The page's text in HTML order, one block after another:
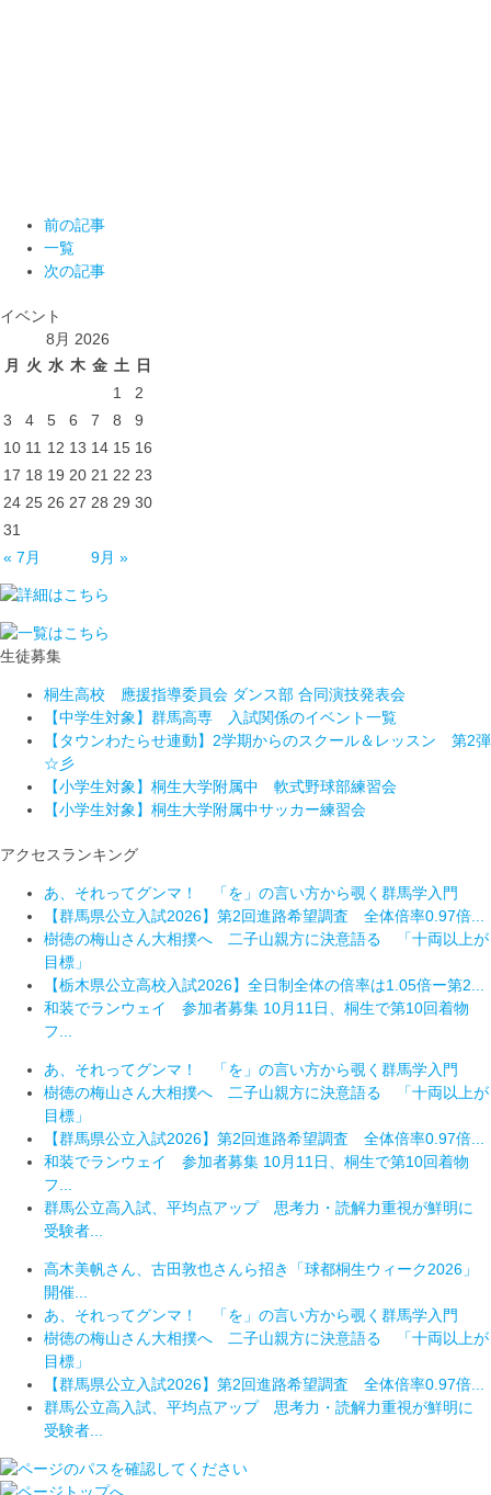
前の記事
一覧
次の記事
イベント
8月 2026
月 火 水 木 金 土 日
1
2
3
4 5 6 7 8
9
10 11 12 13 14 15 16
17 18 19 20 21 22 23
24 25 26 27 28 29 30
31
« 7月
9月 »
生徒募集
桐生高校 應援指導委員会 ダンス部 合同演技発表会
【中学生対象】群馬高専 入試関係のイベント一覧
【タウンわたらせ連動】2学期からのスクール＆レッスン 第2弾
☆彡
【小学生対象】桐生大学附属中 軟式野球部練習会
【小学生対象】桐生大学附属中サッカー練習会
アクセスランキング
あ、それってグンマ！ 「を」の言い方から覗く群馬学入門
【群馬県公立入試2026】第2回進路希望調査 全体倍率0.97倍...
樹徳の梅山さん大相撲へ 二子山親方に決意語る 「十両以上が
目標」
【栃木県公立高校入試2026】全日制全体の倍率は1.05倍ー第2...
和装でランウェイ 参加者募集 10月11日、桐生で第10回着物
フ...
あ、それってグンマ！ 「を」の言い方から覗く群馬学入門
樹徳の梅山さん大相撲へ 二子山親方に決意語る 「十両以上が
目標」
【群馬県公立入試2026】第2回進路希望調査 全体倍率0.97倍...
和装でランウェイ 参加者募集 10月11日、桐生で第10回着物
フ...
群馬公立高入試、平均点アップ 思考力・読解力重視が鮮明に
受験者...
高木美帆さん、古田敦也さんら招き「球都桐生ウィーク2026」
開催...
あ、それってグンマ！ 「を」の言い方から覗く群馬学入門
樹徳の梅山さん大相撲へ 二子山親方に決意語る 「十両以上が
目標」
【群馬県公立入試2026】第2回進路希望調査 全体倍率0.97倍...
群馬公立高入試、平均点アップ 思考力・読解力重視が鮮明に
受験者...